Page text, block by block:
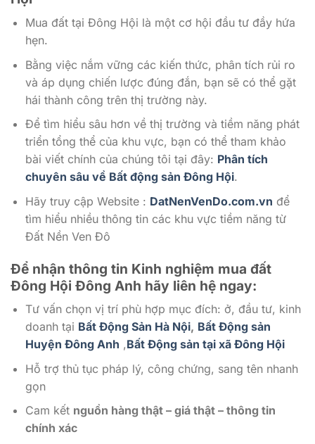
Mua đất tại Đông Hội là một cơ hội đầu tư đầy hứa
hẹn.
Bằng việc nắm vững các kiến thức, phân tích rủi ro
và áp dụng chiến lược đúng đắn, bạn sẽ có thể gặt
hái thành công trên thị trường này.
Để tìm hiểu sâu hơn về thị trường và tiềm năng phát
triển tổng thể của khu vực, bạn có thể tham khảo
bài viết chính của chúng tôi tại đây: Phân tích
chuyên sâu về Bất động sản Đông Hội.
Hãy truy cập Website : DatNenVenDo.com.vn để
tìm hiểu nhiều thông tin các khu vực tiềm năng từ
Đất Nền Ven Đô
Để nhận thông tin Kinh nghiệm mua đất
Đông Hội Đông Anh hãy liên hệ ngay:
Tư vấn chọn vị trí phù hợp mục đích: ở, đầu tư, kinh
doanh tại Bất Động Sản Hà Nội, Bất Động sản
Huyện Đông Anh ,Bất Động sản tại xã Đông Hội
Hỗ trợ thủ tục pháp lý, công chứng, sang tên nhanh
gọn
Cam kết nguồn hàng thật – giá thật – thông tin
chính xác